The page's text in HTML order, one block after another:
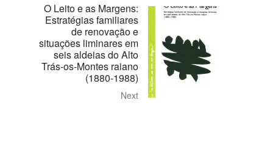
O Leito e as Margens:
Estratégias familiares
de renovação e
situações liminares em
seis aldeias do Alto
Trás-os-Montes raiano
(1880-1988)
Next